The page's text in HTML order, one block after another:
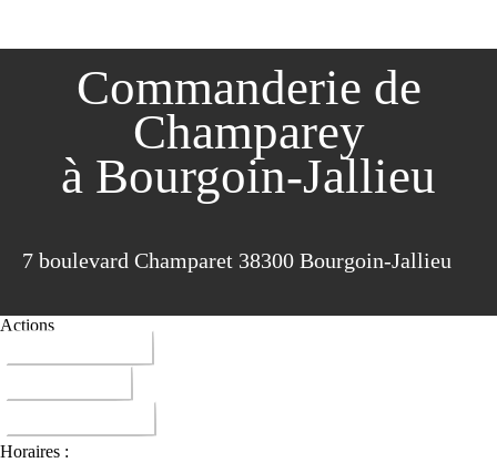
Commanderie de
Champarey
à Bourgoin-Jallieu
7 boulevard Champaret 38300 Bourgoin-Jallieu
Actions
Horaires :